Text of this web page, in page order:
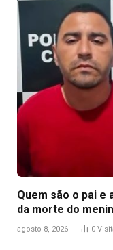
Quem são o pai e
da morte do
agosto 8, 2026 0